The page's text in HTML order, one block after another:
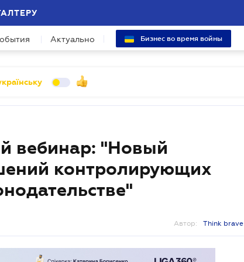
Актуально Бизнес во время войны
вебинар: "Новый
контролирующих
Автор: Think brave